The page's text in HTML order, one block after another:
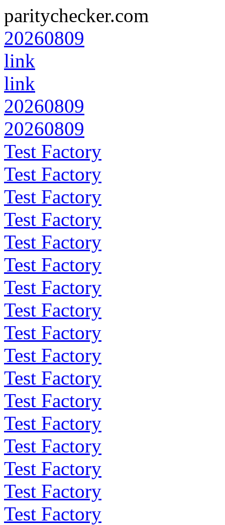
paritychecker.com
20260809
link
link
20260809
20260809
Test Factory
Test Factory
Test Factory
Test Factory
Test Factory
Test Factory
Test Factory
Test Factory
Test Factory
Test Factory
Test Factory
Test Factory
Test Factory
Test Factory
Test Factory
Test Factory
Test Factory